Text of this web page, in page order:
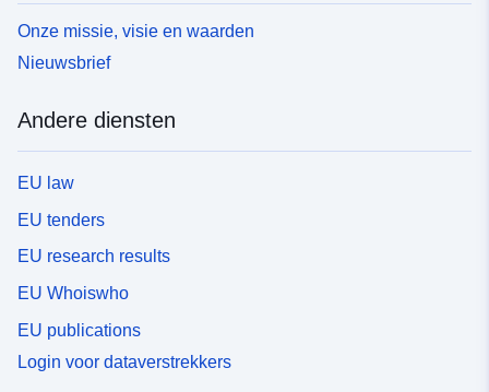
Onze missie, visie en waarden
Nieuwsbrief
Andere diensten
EU law
EU tenders
EU research results
EU Whoiswho
EU publications
Login voor dataverstrekkers